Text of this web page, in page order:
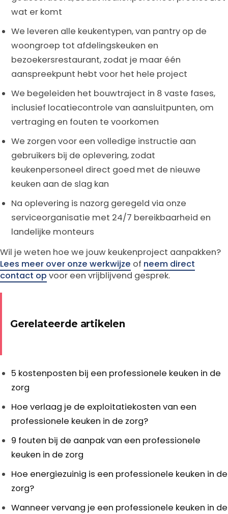
wat er komt
We leveren alle keukentypen, van pantry op de
woongroep tot afdelingskeuken en
bezoekersrestaurant, zodat je maar één
aanspreekpunt hebt voor het hele project
We begeleiden het bouwtraject in 8 vaste fases,
inclusief locatiecontrole van aansluitpunten, om
vertraging en fouten te voorkomen
We zorgen voor een volledige instructie aan
gebruikers bij de oplevering, zodat
keukenpersoneel direct goed met de nieuwe
keuken aan de slag kan
Na oplevering is nazorg geregeld via onze
serviceorganisatie met 24/7 bereikbaarheid en
landelijke monteurs
Wil je weten hoe we jouw keukenproject aanpakken?
Lees meer over onze werkwijze of neem direct
contact op voor een vrijblijvend gesprek.
Gerelateerde artikelen
5 kostenposten bij een professionele keuken in de
zorg
Hoe verlaag je de exploitatiekosten van een
professionele keuken in de zorg?
9 fouten bij de aanpak van een professionele
keuken in de zorg
Hoe energiezuinig is een professionele keuken in de
zorg?
Wanneer vervang je een professionele keuken in de